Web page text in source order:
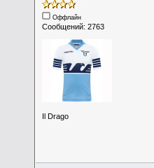
Оффлайн
Сообщений: 2763
Il Drago